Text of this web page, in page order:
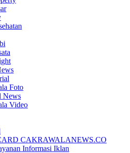
Foto
News
Video
CAKRAWALANEWS.CO
Informasi Iklan